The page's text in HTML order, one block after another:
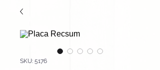
SKU: 5176